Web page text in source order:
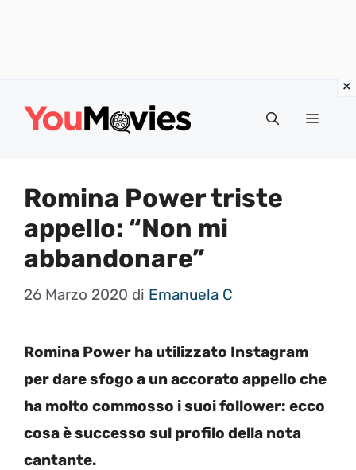
Menu
Romina Power triste
appello: “Non mi
abbandonare”
26 Marzo 2020 di Emanuela C
Romina Power ha utilizzato Instagram
per dare sfogo a un accorato appello che
ha molto commosso i suoi follower: ecco
cosa è successo sul profilo della nota
cantante.